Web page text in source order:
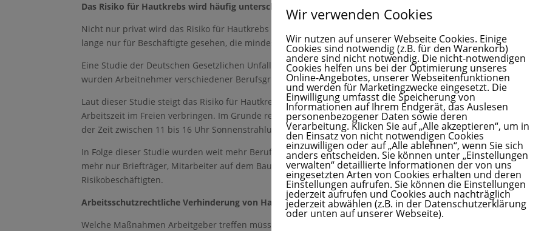
Das Risiko für Hautkrebs wird häufig unterschätzt
Nicht nur privat wird das Risiko für Hautkrebs noch immer unterschätzt. Auch im Arbeitsschutz wurde ein Risiko
lange nur für Beschäftigte gesehen, die mindestens 75% ihrer Arbeitszeit im Freien verbrachten.
Eine Studie der Deutschen Gesetzlichen Unfallversicherungen kommt inzwischen aber auf andere Ergebnisse.
wurden Arbeitnehmer verschiedener Berufsgruppen über Monate mit so genannten Dosimetern ausgestattet.
Laut dieser Studie steigt das Risiko für Hautkrebs bereits bei Arbeitnehmern, die deutlich weniger als ein Drittel
Arbeitszeit im Freien verbringen. Im Grunde reicht es schon, wenn Beschäftigte an 50 Tagen pro Jahr eine
der Zeit zwischen 11 bis 16 Uhr Sonnenstrahlung ausgesetzt sind.
In Folge dieser Studie wurden weit mehr Berufsgruppen als Risikogruppen erfasst, als bislang. Es sind eben
mehr nur Briefträger, Mitarbeiter auf dem Bau, Landwirte oder Fischer. Auch Erzieher gehören zu den
Risikobeschäftigten.
Arbeitsschutzrechtliche Verhinderung von Hautkrebserkrankungen
Welche Maßnahmen Arbeitgeber treffen müssen, um das Risiko zu vermindert, hängt von den individuellen
Wir verwenden Cookies
Wir nutzen auf unserer Webseite Cookies. Einige
Cookies sind notwendig (z.B. für den Warenkorb)
andere sind nicht notwendig. Die nicht-notwendigen
Cookies helfen uns bei der Optimierung unseres
Online-Angebotes, unserer Webseitenfunktionen
und werden für Marketingzwecke eingesetzt. Die
Einwilligung umfasst die Speicherung von
Informationen auf Ihrem Endgerät, das Auslesen
personenbezogener Daten sowie deren
Verarbeitung. Klicken Sie auf „Alle akzeptieren“, um in
den Einsatz von nicht notwendigen Cookies
einzuwilligen oder auf „Alle ablehnen“, wenn Sie sich
anders entscheiden. Sie können unter „Einstellungen
verwalten“ detaillierte Informationen der von uns
eingesetzten Arten von Cookies erhalten und deren
Einstellungen aufrufen. Sie können die Einstellungen
jederzeit aufrufen und Cookies auch nachträglich
jederzeit abwählen (z.B. in der Datenschutzerklärung
oder unten auf unserer Webseite).